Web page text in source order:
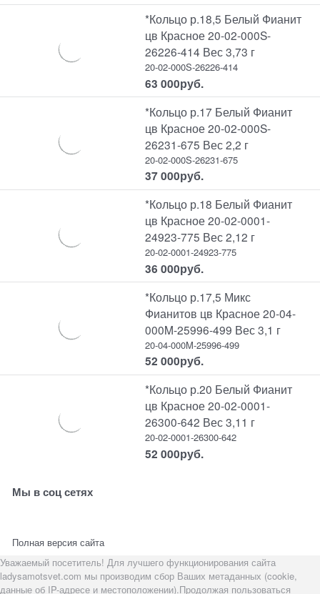
*Кольцо р.18,5 Белый Фианит
цв Красное 20-02-000S-
26226-414 Вес 3,73 г
20-02-000S-26226-414
63 000руб.
*Кольцо р.17 Белый Фианит
цв Красное 20-02-000S-
26231-675 Вес 2,2 г
20-02-000S-26231-675
37 000руб.
*Кольцо р.18 Белый Фианит
цв Красное 20-02-0001-
24923-775 Вес 2,12 г
20-02-0001-24923-775
36 000руб.
*Кольцо р.17,5 Микс
Фианитов цв Красное 20-04-
000M-25996-499 Вес 3,1 г
20-04-000M-25996-499
52 000руб.
*Кольцо р.20 Белый Фианит
цв Красное 20-02-0001-
26300-642 Вес 3,11 г
20-02-0001-26300-642
52 000руб.
Мы в соц сетях
Полная версия сайта
Уважаемый посетитель! Для лучшего функционирования сайта
ladysamotsvet.com мы производим сбор Ваших метаданных (cookie,
данные об IP-адресе и местоположении).Продолжая пользоваться